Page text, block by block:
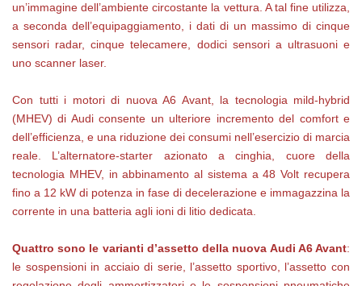
un’immagine dell’ambiente circostante la vettura. A tal fine utilizza,
a seconda dell’equipaggiamento, i dati di un massimo di cinque
sensori radar, cinque telecamere, dodici sensori a ultrasuoni e
uno scanner laser.
Con tutti i motori di nuova A6 Avant, la tecnologia mild-hybrid
(MHEV) di Audi consente un ulteriore incremento del comfort e
dell’efficienza, e una riduzione dei consumi nell’esercizio di marcia
reale. L’alternatore-starter azionato a cinghia, cuore della
tecnologia MHEV, in abbinamento al sistema a 48 Volt recupera
fino a 12 kW di potenza in fase di decelerazione e immagazzina la
corrente in una batteria agli ioni di litio dedicata.
Quattro sono le varianti d’assetto della nuova Audi A6 Avant:
le sospensioni in acciaio di serie, l’assetto sportivo, l’assetto con